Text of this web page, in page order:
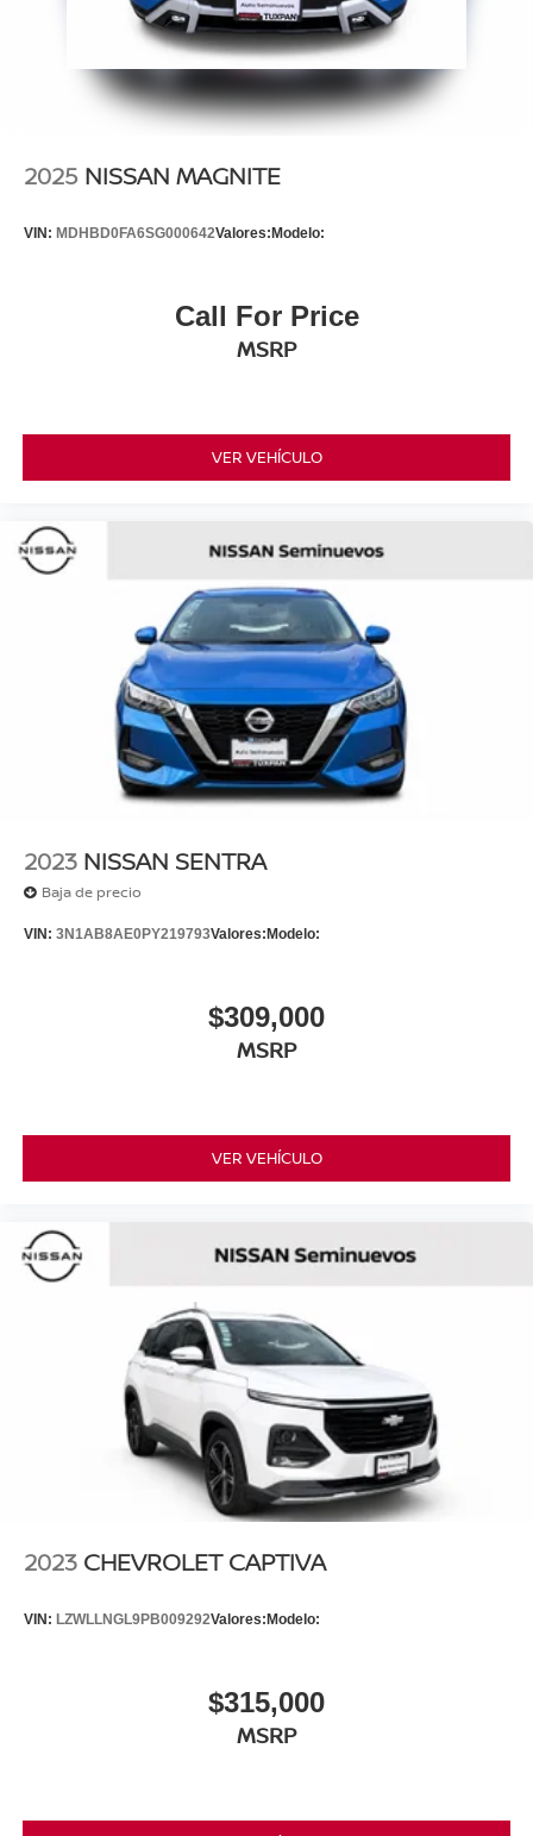
2025 NISSAN MAGNITE
VIN: MDHBD0FA6SG000642Valores: Modelo:
Call For Price
MSRP
VER VEHÍCULO
2023 NISSAN SENTRA
Baja de precio
VIN: 3N1AB8AE0PY219793Valores: Modelo:
$309,000
MSRP
VER VEHÍCULO
2023 CHEVROLET CAPTIVA
VIN: LZWLLNGL9PB009292Valores: Modelo:
$315,000
MSRP